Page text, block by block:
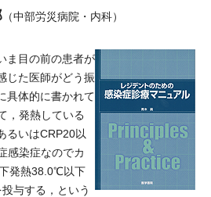
（中部労災病院・内科）
ま目の前の患者が
じた医師がどう振
具体的に書かれて
，発熱している
るいはCRP20以
感染症なのでカ
発熱38.0℃以下
与する，という